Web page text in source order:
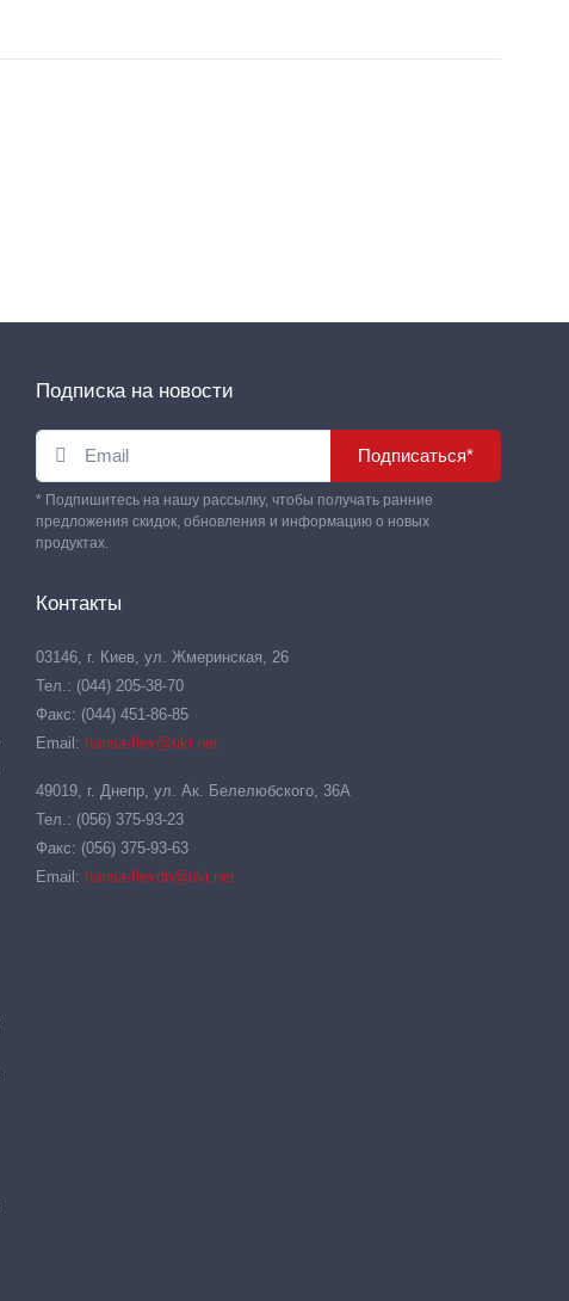
Подписка на новости
Подписаться*
* Подпишитесь на нашу рассылку, чтобы получать ранние
предложения скидок, обновления и информацию о новых
продуктах.
Контакты
03146, г. Киев, ул. Жмеринская, 26
Тел.: (044) 205-38-70
Факс: (044) 451-86-85
Email: hansa-flex@ukr.net
49019, г. Днепр, ул. Ак. Белелюбского, 36А
Тел.: (056) 375-93-23
Факс: (056) 375-93-63
Email: hansa-flexdn@ukr.net